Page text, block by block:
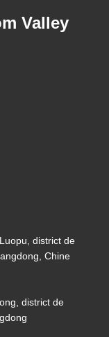
Valley
district de
Chine
district de